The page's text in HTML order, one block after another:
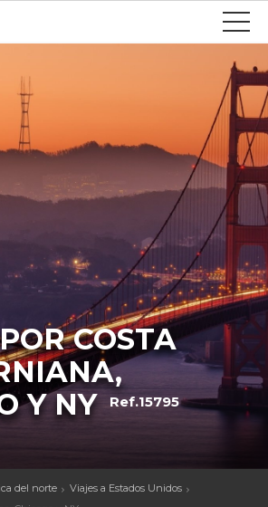
COSTA
Y NY
Ref.15795
del norte
Viajes a Estados Unidos